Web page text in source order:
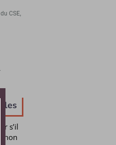
CSE,
s’il
non